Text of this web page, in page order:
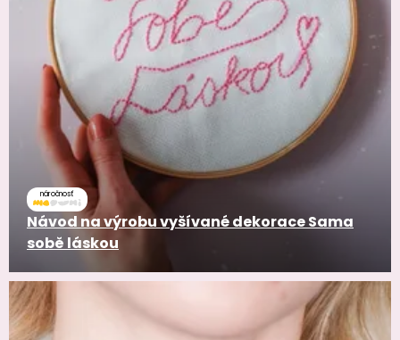
náročnosť
Návod na výrobu vyšívané dekorace Sama
sobě láskou